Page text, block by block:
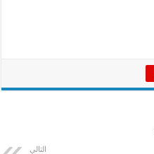
التالي